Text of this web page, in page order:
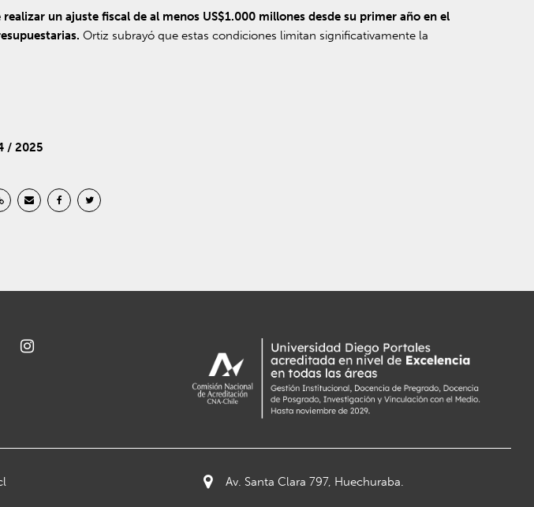
un ajuste fiscal de al menos US$1.000 millones desde su primer año en el
Ortiz subrayó que estas condiciones limitan significativamente la
/ 2025
Av. Santa Clara 797, Huechuraba.